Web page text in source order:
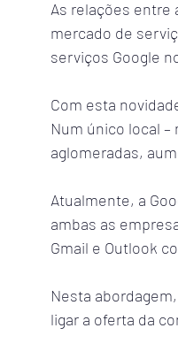
As relações entre
mercado de
serviços Google
Com esta
Num único local
aglomeradas,
Atualmente, a
ambas as
Gmail e Outlook
Nesta
ligar a oferta da